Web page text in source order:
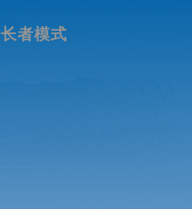
长者模式